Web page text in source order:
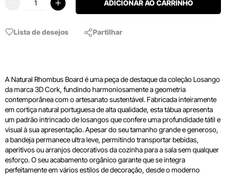
ADICIONAR AO CARRINHO
Lista de desejos Partilhar
A Natural Rhombus Board é uma peça de destaque da coleção Losango
da marca 3D Cork, fundindo harmoniosamente a geometria
contemporânea com o artesanato sustentável. Fabricada inteiramente
em cortiça natural portuguesa de alta qualidade, esta tábua apresenta
um padrão intrincado de losangos que confere uma profundidade tátil e
visual à sua apresentação. Apesar do seu tamanho grande e generoso,
a bandeja permanece ultra leve, permitindo transportar bebidas,
aperitivos ou arranjos decorativos da cozinha para a sala sem qualquer
esforço. O seu acabamento orgânico garante que se integra
perfeitamente em vários estilos de decoração, desde o moderno